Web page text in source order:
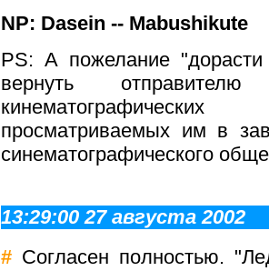
NP: Dasein -- Mabushikute
PS: А пожелание
вернуть
просматриваемых им в
синематографического
13:29:00 27 августа 2002
# Согласен полностью.